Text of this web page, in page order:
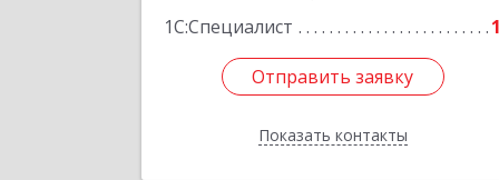
1С:Специалист
1
Отправить заявку
Показать контакты
Отправить заявку
Назад